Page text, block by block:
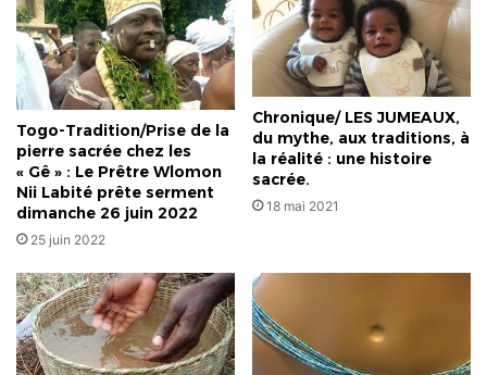
Togo-Tradition/Prise de la
pierre sacrée chez les
« Gê » : Le Prêtre Wlomon
Nii Labité prête serment
dimanche 26 juin 2022
25 juin 2022
Chronique/ LES JUMEAUX,
du mythe, aux traditions, à
la réalité : une histoire
sacrée.
18 mai 2021